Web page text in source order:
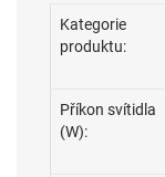
Kategorie
produktu:
Příkon svítidla
(W):